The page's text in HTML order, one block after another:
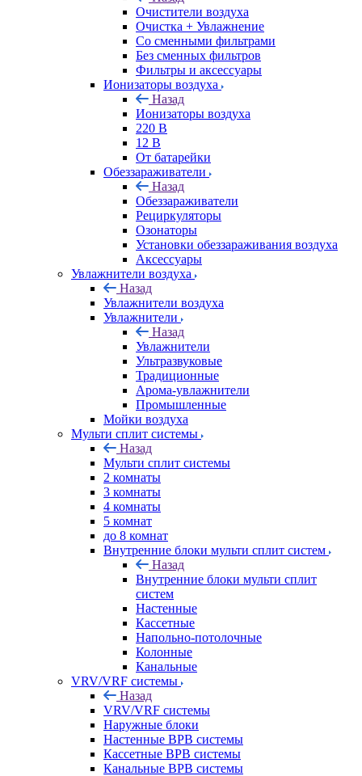
Очистители воздуха
Очистка + Увлажнение
Cо сменными фильтрами
Без сменных фильтров
Фильтры и аксессуары
Ионизаторы воздуха
Назад
Ионизаторы воздуха
220 В
12 В
От батарейки
Обеззараживатели
Назад
Обеззараживатели
Рециркуляторы
Озонаторы
Установки обеззараживания воздуха
Аксессуары
Увлажнители воздуха
Назад
Увлажнители воздуха
Увлажнители
Назад
Увлажнители
Ультразвуковые
Традиционные
Арома-увлажнители
Промышленные
Мойки воздуха
Мульти сплит системы
Назад
Мульти сплит системы
2 комнаты
3 комнаты
4 комнаты
5 комнат
до 8 комнат
Внутренние блоки мульти сплит систем
Назад
Внутренние блоки мульти сплит
систем
Настенные
Кассетные
Напольно-потолочные
Колонные
Канальные
VRV/VRF системы
Назад
VRV/VRF системы
Наружные блоки
Настенные ВРВ системы
Кассетные ВРВ системы
Канальные ВРВ системы